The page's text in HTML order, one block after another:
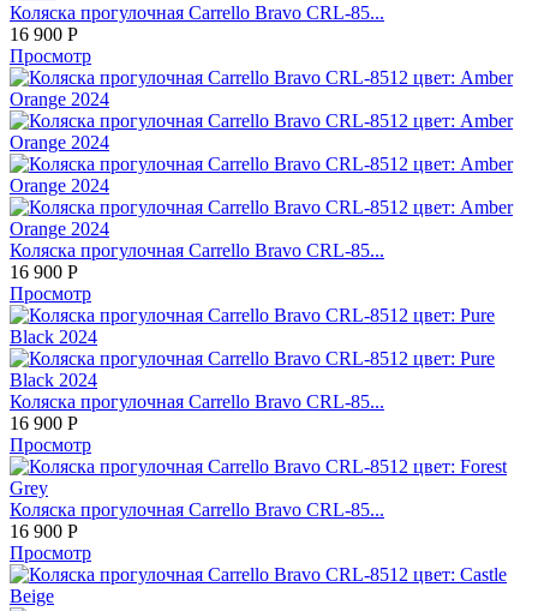
Коляска прогулочная Carrello Bravo CRL-85...
16 900 Р
Просмотр
Коляска прогулочная Carrello Bravo CRL-85...
16 900 Р
Просмотр
Коляска прогулочная Carrello Bravo CRL-85...
16 900 Р
Просмотр
Коляска прогулочная Carrello Bravo CRL-85...
16 900 Р
Просмотр